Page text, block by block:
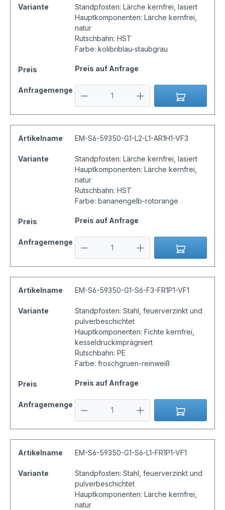
Variante
Standpfosten: Lärche kernfrei, lasiert
Hauptkomponenten: Lärche kernfrei,
natur
Rutschbahn: HST
Farbe: kolibriblau-staubgrau
Preis Preis auf Anfrage
Anfragemenge
Artikelname EM-S6-59350-G1-L2-L1-AR1H1-VF3
Variante
Standpfosten: Lärche kernfrei, lasiert
Hauptkomponenten: Lärche kernfrei,
natur
Rutschbahn: HST
Farbe: bananengelb-rotorange
Preis Preis auf Anfrage
Anfragemenge
Artikelname EM-S6-59350-G1-S6-F3-FR1P1-VF1
Variante
Standpfosten: Stahl, feuerverzinkt und
pulverbeschichtet
Hauptkomponenten: Fichte kernfrei,
kesseldruckimprägniert
Rutschbahn: PE
Farbe: froschgruen-reinweiß
Preis Preis auf Anfrage
Anfragemenge
Artikelname EM-S6-59350-G1-S6-L1-FR1P1-VF1
Variante
Standpfosten: Stahl, feuerverzinkt und
pulverbeschichtet
Hauptkomponenten: Lärche kernfrei,
natur